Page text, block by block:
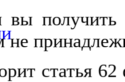
не
статья